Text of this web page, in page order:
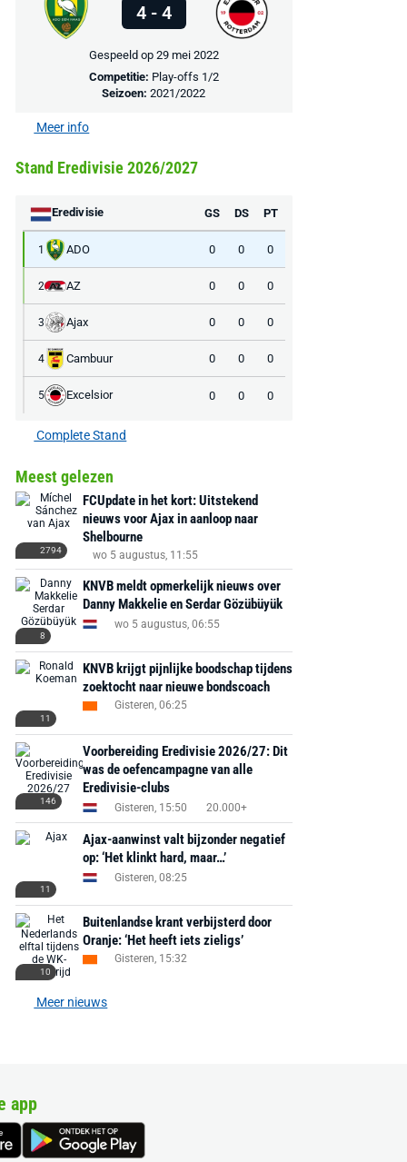
29,99 € 78,00€ 130,00
Bekijk deal
4 - 4
Gespeeld op 29 mei 2022
Competitie: Play-offs 1/2
Seizoen:2021/2022
Meer info
Stand Eredivisie 2026/2027
Eredivisie GS DS PT
1 ADO 0 0 0
2 AZ 0 0 0
3 Ajax 0 0 0
4 Cambuur 0 0 0
5 Excelsior 0 0 0
Complete Stand
Meest gelezen
2794
FCUpdate in het kort: Uitstekend
nieuws voor Ajax in aanloop naar
Shelbourne
wo 5 augustus, 11:55
8
KNVB meldt opmerkelijk nieuws over
Danny Makkelie en Serdar Gözübüyük
wo 5 augustus, 06:55
11
KNVB krijgt pijnlijke boodschap tijdens
zoektocht naar nieuwe bondscoach
Gisteren, 06:25
146
Voorbereiding Eredivisie 2026/27: Dit
was de oefencampagne van alle
Eredivisie-clubs
Gisteren, 15:50 20.000+
11
Ajax-aanwinst valt bijzonder negatief
op: ‘Het klinkt hard, maar…’
Gisteren, 08:25
10
Buitenlandse krant verbijsterd door
Oranje: ‘Het heeft iets zieligs’
Gisteren, 15:32
Meer nieuws
app